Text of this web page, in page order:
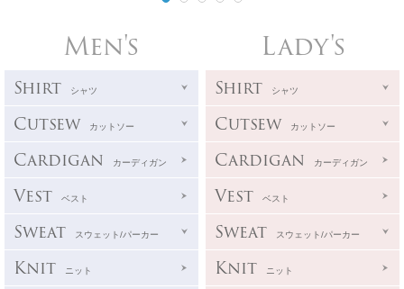
Men's
Shirt シャツ
Cutsew カットソー
Cardigan カーディガン
Vest ベスト
Sweat スウェット/パーカー
Knit ニット
Lady's
Shirt シャツ
Cutsew カットソー
Cardigan カーディガン
Vest ベスト
Sweat スウェット/パーカー
Knit ニット